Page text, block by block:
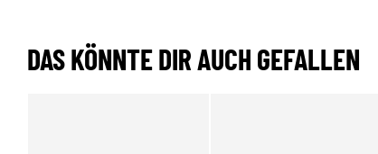
DAS KÖNNTE DIR AUCH GEFALLEN